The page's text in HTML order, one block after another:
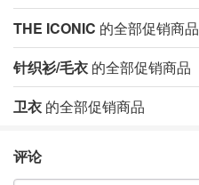
THE ICONIC 的全部促销商品
针织衫/毛衣 的全部促销商品
卫衣 的全部促销商品
评论